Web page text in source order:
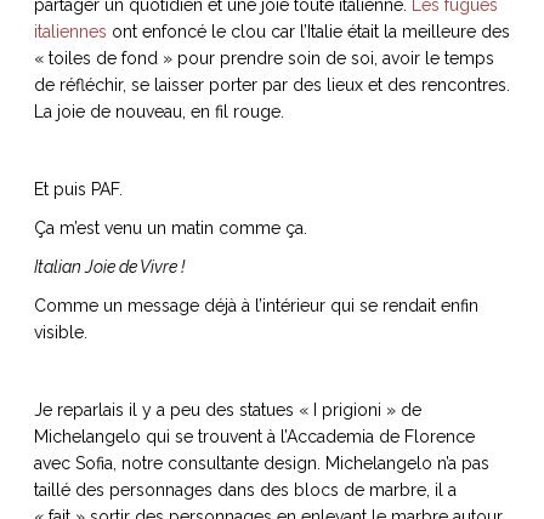
partager un quotidien et une joie toute italienne. Les fugues
italiennes ont enfoncé le clou car l’Italie était la meilleure des
« toiles de fond » pour prendre soin de soi, avoir le temps
de réfléchir, se laisser porter par des lieux et des rencontres.
La joie de nouveau, en fil rouge.
Et puis PAF.
Ça m’est venu un matin comme ça.
Italian Joie de Vivre !
Comme un message déjà à l’intérieur qui se rendait enfin
visible.
Je reparlais il y a peu des statues « I prigioni » de
Michelangelo qui se trouvent à l’Accademia de Florence
avec Sofia, notre consultante design. Michelangelo n’a pas
taillé des personnages dans des blocs de marbre, il a